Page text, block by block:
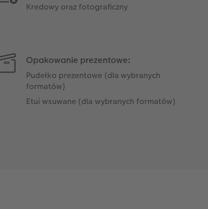
Kredowy oraz fotograficzny
Opakowanie prezentowe:
Pudełko prezentowe (dla wybranych
formatów)
Etui wsuwane (dla wybranych formatów)